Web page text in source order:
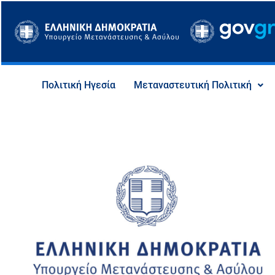
στο
περιεχόμενο
Πολιτική Ηγεσία Μεταναστευτική Πολιτική